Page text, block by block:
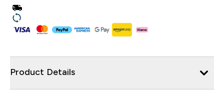
Product Details